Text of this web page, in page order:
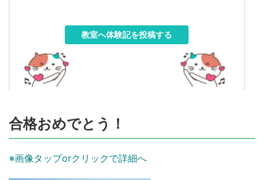
教室へ体験記を投稿する
合格おめでとう！
※画像タップorクリックで詳細へ